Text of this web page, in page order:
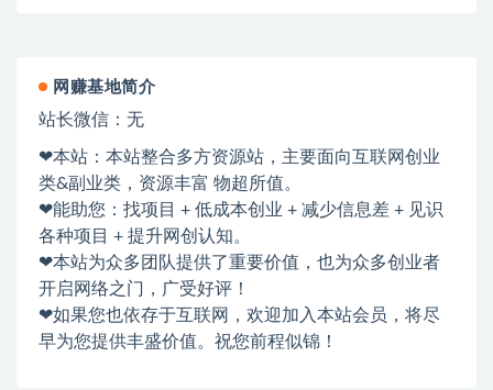
网赚基地简介
站长微信：无
❤本站：本站整合多方资源站，主要面向互联网创业
类&副业类，资源丰富 物超所值。
❤能助您：找项目 + 低成本创业 + 减少信息差 + 见识
各种项目 + 提升网创认知。
❤本站为众多团队提供了重要价值，也为众多创业者
开启网络之门，广受好评！
❤如果您也依存于互联网，欢迎加入本站会员，将尽
早为您提供丰盛价值。祝您前程似锦！